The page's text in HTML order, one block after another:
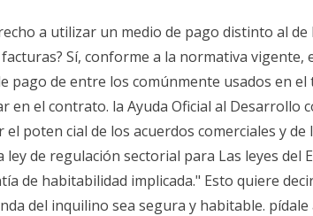
a utilizar un medio de pago distinto al
Sí, conforme a la normativa
pago de entre los comúnmente usados en el
en el contrato. la Ayuda Oficial al Desarrollo
el poten cial de los acuerdos comerciales y de
ley de regulación sectorial para Las leyes del
de habitabilidad implicada." Esto quiere
del inquilino sea segura y habitable. pídale